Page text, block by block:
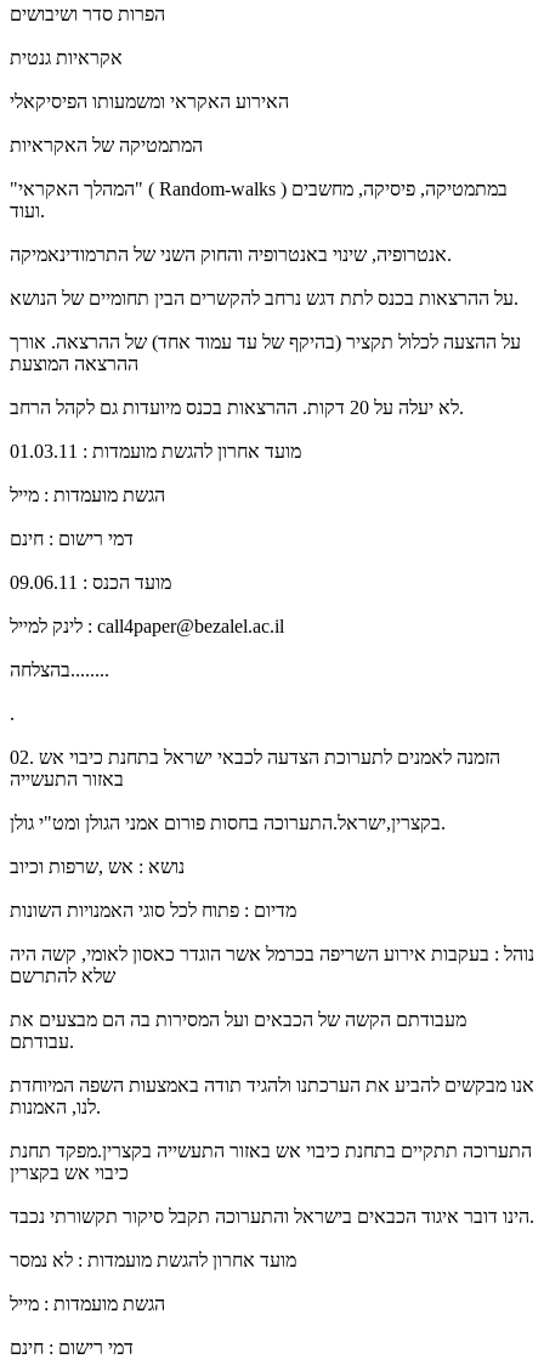
הפרות סדר ושיבושים
אקראיות גנטית
האירוע האקראי ומשמעותו הפיסיקאלי
המתמטיקה של האקראיות
"המהלך האקראי" ( Random-walks ) במתמטיקה, פיסיקה, מחשבים
ועוד.
אנטרופיה, שינוי באנטרופיה והחוק השני של התרמודינאמיקה.
על ההרצאות בכנס לתת דגש נרחב להקשרים הבין תחומיים של הנושא.
על ההצעה לכלול תקציר (בהיקף של עד עמוד אחד) של ההרצאה. אורך
ההרצאה המוצעת
לא יעלה על 20 דקות. ההרצאות בכנס מיועדות גם לקהל הרחב.
מועד אחרון להגשת מועמדות : 01.03.11
הגשת מועמדות : מייל
דמי רישום : חינם
מועד הכנס : 09.06.11
לינק למייל : call4paper@bezalel.ac.il
בהצלחה........
.
02. הזמנה לאמנים לתערוכת הצדעה לכבאי ישראל בתחנת כיבוי אש
באזור התעשייה
בקצרין,ישראל.התערוכה בחסות פורום אמני הגולן ומט"י גולן.
נושא : אש ,שרפות וכיוב
מדיום : פתוח לכל סוגי האמנויות השונות
נוהל : בעקבות אירוע השריפה בכרמל אשר הוגדר כאסון לאומי, קשה היה
שלא להתרשם
מעבודתם הקשה של הכבאים ועל המסירות בה הם מבצעים את
עבודתם.
אנו מבקשים להביע את הערכתנו ולהגיד תודה באמצעות השפה המיוחדת
לנו, האמנות.
התערוכה תתקיים בתחנת כיבוי אש באזור התעשייה בקצרין.מפקד תחנת
כיבוי אש בקצרין
הינו דובר איגוד הכבאים בישראל והתערוכה תקבל סיקור תקשורתי נכבד.
מועד אחרון להגשת מועמדות : לא נמסר
הגשת מועמדות : מייל
דמי רישום : חינם